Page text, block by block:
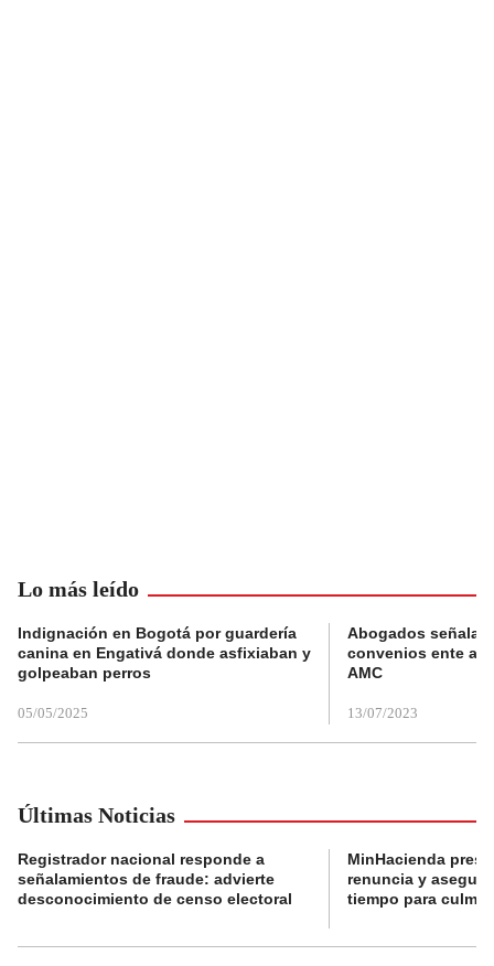
Lo más leído
Indignación en Bogotá por guardería
canina en Engativá donde asfixiaban y
golpeaban perros
05/05/2025
Abogados
convenios ente
AMC
13/07/2023
Últimas Noticias
Registrador nacional responde a
señalamientos de fraude: advierte
desconocimiento de censo electoral
MinHacienda
renuncia y
tiempo para